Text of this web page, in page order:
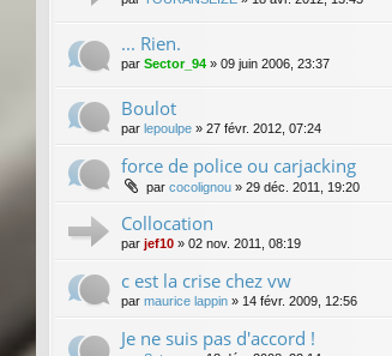
... Rien.
par Sector_94 » 09 juin 2006, 23:37
Boulot
par lepoulpe » 27 févr. 2012, 07:24
force de police ou carjacking
par cocolignou » 29 déc. 2011, 19:20
Collocation
par jef10 » 02 nov. 2011, 08:19
c est la crise chez vw
par maurice lappin » 14 févr. 2009, 12:56
Je ne suis pas d'accord !